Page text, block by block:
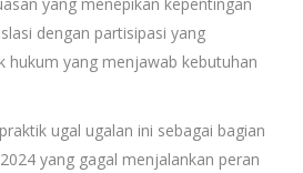
dengan partisipasi yang
hukum yang menjawab kebutuhan
ugal ugalan ini sebagai bagian
yang gagal menjalankan peran